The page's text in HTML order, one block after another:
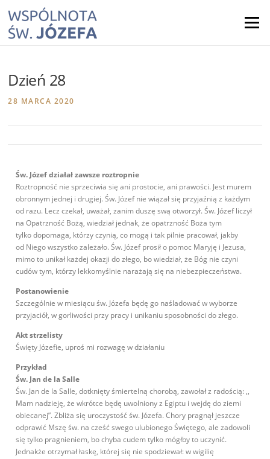
content
Menu
Dzień 28
28 MARCA 2020
Św. Józef działał zawsze roztropnie
Roztropność nie sprzeciwia się ani prostocie, ani prawości. Jest murem
obronnym jednej i drugiej. Św. Józef nie wiązał się przyjaźnią z każdym
od razu. Lecz czekał, uważał, zanim duszę swą otworzył. Św. Józef liczył
na Opatrzność Bożą, wiedział jednak, że opatrzność Boża tym
tylko dopomaga, którzy czynią, co mogą i tak pilnie pracował, jakby
od Niego wszystko zależało. Św. Józef prosił o pomoc Maryję i Jezusa,
mimo to unikał każdej okazji do złego, bo wiedział, że Bóg nie czyni
cudów tym, którzy lekkomyślnie narażają się na niebezpieczeństwa.
Postanowienie
Szczególnie w miesiącu św. Józefa będę go naśladować w wyborze
przyjaciół, w gorliwości przy pracy i unikaniu sposobności do złego.
Akt strzelisty
Święty Józefie, uproś mi rozwagę w działaniu
Przykład
Św. Jan de la Salle
Św. Jan de la Salle, dotknięty śmiertelną chorobą, zawołał z radością: ,,
Mam nadzieję, że wkrótce będę uwolniony z Egiptu i wejdę do ziemi
obiecanej”. Zbliża się uroczystość św. Józefa. Chory pragnął jeszcze
odprawić Mszę św. na cześć swego ulubionego Świętego, ale zadowoli
się tylko pragnieniem, bo chyba cudem tylko mógłby to uczynić.
Jednakże otrzymał łaskę, której się nie spodziewał: w wigilię